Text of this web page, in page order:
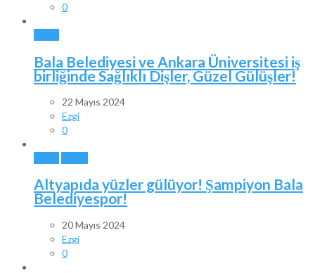
0
Bala Belediyesi ve Ankara Üniversitesi iş
birliğinde Sağlıklı Dişler, Güzel Gülüşler!
22 Mayıs 2024
Ezgi
0
Altyapıda yüzler gülüyor! Şampiyon Bala
Belediyespor!
20 Mayıs 2024
Ezgi
0